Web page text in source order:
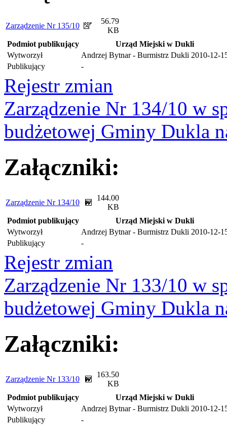
Zarządzenie Nr 135/10
56.79
KB
Podmiot publikujący
Urząd Miejski w Dukli
Wytworzył
Andrzej Bytnar - Burmistrz Dukli 2010-12-
Publikujący
-
Rejestr zmian
Zarządzenie Nr 134/10 w
budżetowej Gminy Dukla
Załączniki:
Zarządzenie Nr 134/10
144.00
KB
Podmiot publikujący
Urząd Miejski w Dukli
Wytworzył
Andrzej Bytnar - Burmistrz Dukli 2010-12-
Publikujący
-
Rejestr zmian
Zarządzenie Nr 133/10 w
budżetowej Gminy Dukla
Załączniki:
Zarządzenie Nr 133/10
163.50
KB
Podmiot publikujący
Urząd Miejski w Dukli
Wytworzył
Andrzej Bytnar - Burmistrz Dukli 2010-12-
Publikujący
-